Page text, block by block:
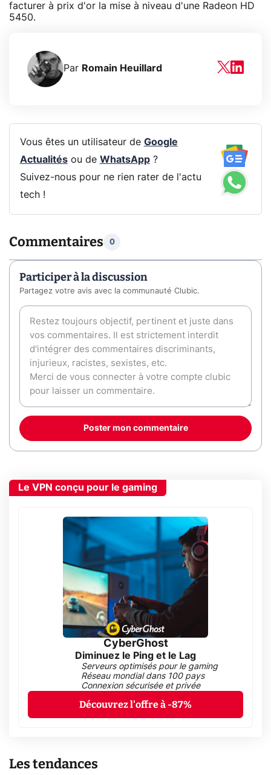
facturer à prix d'or la mise à niveau d'une Radeon HD
5450.
Par Romain Heuillard
Vous êtes un utilisateur de Google
Actualitésou de WhatsApp?
Suivez-nous pour ne rien rater de l'actu
tech !
Commentaires 0
Participer à la discussion
Partagez votre avis avec la communauté Clubic.
Poster mon commentaire
Le VPN conçu pour le gaming
CyberGhost
Diminuez le Ping et le Lag
Serveurs optimisés pour le gaming
Réseau mondial dans 100 pays
Connexion sécurisée et privée
Découvrez l'offre à -87%
Les tendances